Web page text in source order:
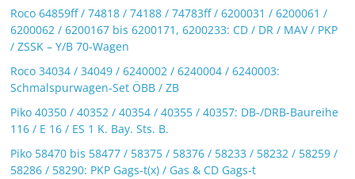
Roco 64859ff / 74818 / 74188 / 74783ff / 6200031 / 6200061 /
6200062 / 6200167 bis 6200171, 6200233: CD / DR / MAV / PKP
/ ZSSK – Y/B 70-Wagen
Roco 34034 / 34049 / 6240002 / 6240004 / 6240003:
Schmalspurwagen-Set ÖBB / ZB
Piko 40350 / 40352 / 40354 / 40355 / 40357: DB-/DRB-Baureihe
116 / E 16 / ES 1 K. Bay. Sts. B.
Piko 58470 bis 58477 / 58375 / 58376 / 58233 / 58232 / 58259 /
58286 / 58290: PKP Gags-t(x) / Gas & CD Gags-t